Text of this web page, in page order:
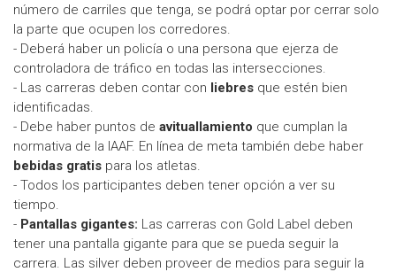
número de carriles que tenga, se podrá optar por cerrar solo
la parte que ocupen los corredores.
- Deberá haber un policía o una persona que ejerza de
controladora de tráfico en todas las intersecciones.
- Las carreras deben contar con liebres que estén bien
identificadas.
- Debe haber puntos de avituallamiento que cumplan la
normativa de la IAAF. En línea de meta también debe haber
bebidas gratis para los atletas.
- Todos los participantes deben tener opción a ver su
tiempo.
- Pantallas gigantes: Las carreras con Gold Label deben
tener una pantalla gigante para que se pueda seguir la
carrera. Las silver deben proveer de medios para seguir la